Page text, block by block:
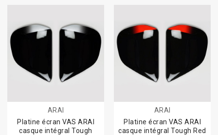
ARAI
Platine écran VAS ARAI
casque intégral Tough
ARAI
Platine écran VAS ARAI
casque intégral Tough Red